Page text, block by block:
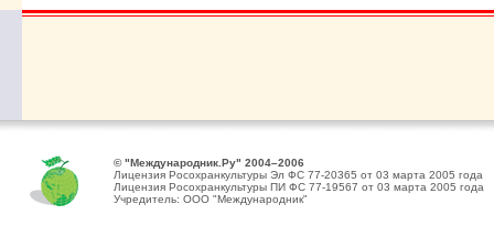
© "Международник.Ру" 2004–2006
Лицензия Росохранкультуры Эл ФС 77-20365 от 03 марта 2005 года
Лицензия Росохранкультуры ПИ ФС 77-19567 от 03 марта 2005 года
Учредитель: ООО "Международник"